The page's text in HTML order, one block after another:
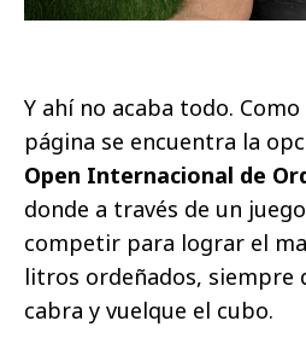
Y ahí no acaba todo.
página se encuentra la
Open Internacional de
donde a través de un
competir para lograr el
litros ordeñados, siempre
cabra y vuelque el cubo.